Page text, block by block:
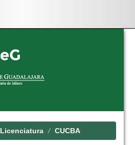
Licenciatura CUCBA